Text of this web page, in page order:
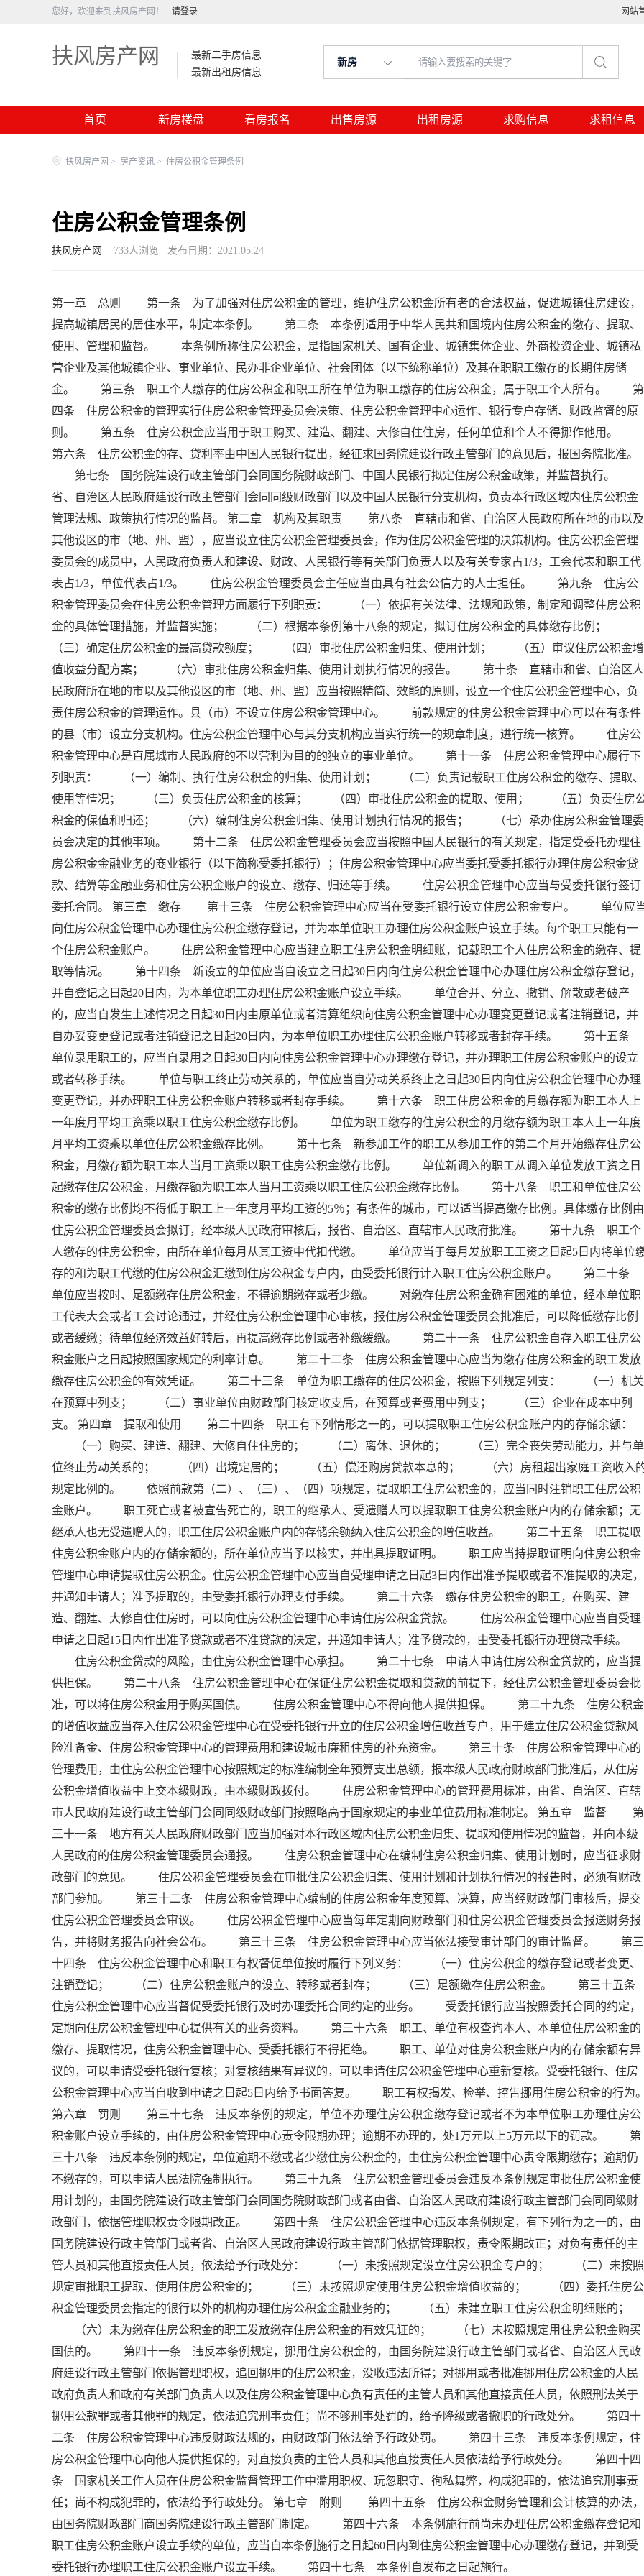
您好，欢迎来到扶风房产网！ 请登录 网站
扶风房产网
最新二手房信息
最新出租房信息
新房
首页 新房楼盘 看房报名 出售房源 出租房源 求购信息 求租信息
扶风房产网 > 房产资讯 > 住房公积金管理条例
住房公积金管理条例
扶风房产网 733人浏览 发布日期：2021.05.24
第一章 总则 第一条 为了加强对住房公积金的管理，维护住房公积金所有者的合法权益，促进城镇住房建设，
提高城镇居民的居住水平，制定本条例。 第二条 本条例适用于中华人民共和国境内住房公积金的缴存、提取、
使用、管理和监督。 本条例所称住房公积金，是指国家机关、国有企业、城镇集体企业、外商投资企业、城镇私
营企业及其他城镇企业、事业单位、民办非企业单位、社会团体（以下统称单位）及其在职职工缴存的长期住房储
金。 第三条 职工个人缴存的住房公积金和职工所在单位为职工缴存的住房公积金，属于职工个人所有。 第
四条 住房公积金的管理实行住房公积金管理委员会决策、住房公积金管理中心运作、银行专户存储、财政监督的原
则。 第五条 住房公积金应当用于职工购买、建造、翻建、大修自住住房，任何单位和个人不得挪作他用。
第六条 住房公积金的存、贷利率由中国人民银行提出，经征求国务院建设行政主管部门的意见后，报国务院批准。
第七条 国务院建设行政主管部门会同国务院财政部门、中国人民银行拟定住房公积金政策，并监督执行。
省、自治区人民政府建设行政主管部门会同同级财政部门以及中国人民银行分支机构，负责本行政区域内住房公积金
管理法规、政策执行情况的监督。 第二章 机构及其职责 第八条 直辖市和省、自治区人民政府所在地的市以及
其他设区的市（地、州、盟），应当设立住房公积金管理委员会，作为住房公积金管理的决策机构。住房公积金管理
委员会的成员中，人民政府负责人和建设、财政、人民银行等有关部门负责人以及有关专家占1/3，工会代表和职工代
表占1/3，单位代表占1/3。 住房公积金管理委员会主任应当由具有社会公信力的人士担任。 第九条 住房公
积金管理委员会在住房公积金管理方面履行下列职责： （一）依据有关法律、法规和政策，制定和调整住房公积
金的具体管理措施，并监督实施； （二）根据本条例第十八条的规定，拟订住房公积金的具体缴存比例；
（三）确定住房公积金的最高贷款额度； （四）审批住房公积金归集、使用计划； （五）审议住房公积金增
值收益分配方案； （六）审批住房公积金归集、使用计划执行情况的报告。 第十条 直辖市和省、自治区人
民政府所在地的市以及其他设区的市（地、州、盟）应当按照精简、效能的原则，设立一个住房公积金管理中心，负
责住房公积金的管理运作。县（市）不设立住房公积金管理中心。 前款规定的住房公积金管理中心可以在有条件
的县（市）设立分支机构。住房公积金管理中心与其分支机构应当实行统一的规章制度，进行统一核算。 住房公
积金管理中心是直属城市人民政府的不以营利为目的的独立的事业单位。 第十一条 住房公积金管理中心履行下
列职责： （一）编制、执行住房公积金的归集、使用计划； （二）负责记载职工住房公积金的缴存、提取、
使用等情况； （三）负责住房公积金的核算； （四）审批住房公积金的提取、使用； （五）负责住房
积金的保值和归还； （六）编制住房公积金归集、使用计划执行情况的报告； （七）承办住房公积金管理委
员会决定的其他事项。 第十二条 住房公积金管理委员会应当按照中国人民银行的有关规定，指定受委托办理住
房公积金金融业务的商业银行（以下简称受委托银行）；住房公积金管理中心应当委托受委托银行办理住房公积金贷
款、结算等金融业务和住房公积金账户的设立、缴存、归还等手续。 住房公积金管理中心应当与受委托银行签订
委托合同。 第三章 缴存 第十三条 住房公积金管理中心应当在受委托银行设立住房公积金专户。 单位应
向住房公积金管理中心办理住房公积金缴存登记，并为本单位职工办理住房公积金账户设立手续。每个职工只能有一
个住房公积金账户。 住房公积金管理中心应当建立职工住房公积金明细账，记载职工个人住房公积金的缴存、提
取等情况。 第十四条 新设立的单位应当自设立之日起30日内向住房公积金管理中心办理住房公积金缴存登记，
并自登记之日起20日内，为本单位职工办理住房公积金账户设立手续。 单位合并、分立、撤销、解散或者破产
的，应当自发生上述情况之日起30日内由原单位或者清算组织向住房公积金管理中心办理变更登记或者注销登记，并
自办妥变更登记或者注销登记之日起20日内，为本单位职工办理住房公积金账户转移或者封存手续。 第十五条
单位录用职工的，应当自录用之日起30日内向住房公积金管理中心办理缴存登记，并办理职工住房公积金账户的设立
或者转移手续。 单位与职工终止劳动关系的，单位应当自劳动关系终止之日起30日内向住房公积金管理中心办理
变更登记，并办理职工住房公积金账户转移或者封存手续。 第十六条 职工住房公积金的月缴存额为职工本人上
一年度月平均工资乘以职工住房公积金缴存比例。 单位为职工缴存的住房公积金的月缴存额为职工本人上一年度
月平均工资乘以单位住房公积金缴存比例。 第十七条 新参加工作的职工从参加工作的第二个月开始缴存住房公
积金，月缴存额为职工本人当月工资乘以职工住房公积金缴存比例。 单位新调入的职工从调入单位发放工资之日
起缴存住房公积金，月缴存额为职工本人当月工资乘以职工住房公积金缴存比例。 第十八条 职工和单位住房公
积金的缴存比例均不得低于职工上一年度月平均工资的5％；有条件的城市，可以适当提高缴存比例。具体缴存比例由
住房公积金管理委员会拟订，经本级人民政府审核后，报省、自治区、直辖市人民政府批准。 第十九条 职工个
人缴存的住房公积金，由所在单位每月从其工资中代扣代缴。 单位应当于每月发放职工工资之日起5日内将单位
存的和为职工代缴的住房公积金汇缴到住房公积金专户内，由受委托银行计入职工住房公积金账户。 第二十条
单位应当按时、足额缴存住房公积金，不得逾期缴存或者少缴。 对缴存住房公积金确有困难的单位，经本单位职
工代表大会或者工会讨论通过，并经住房公积金管理中心审核，报住房公积金管理委员会批准后，可以降低缴存比例
或者缓缴；待单位经济效益好转后，再提高缴存比例或者补缴缓缴。 第二十一条 住房公积金自存入职工住房公
积金账户之日起按照国家规定的利率计息。 第二十二条 住房公积金管理中心应当为缴存住房公积金的职工发放
缴存住房公积金的有效凭证。 第二十三条 单位为职工缴存的住房公积金，按照下列规定列支： （一）机关
在预算中列支； （二）事业单位由财政部门核定收支后，在预算或者费用中列支； （三）企业在成本中列
支。 第四章 提取和使用 第二十四条 职工有下列情形之一的，可以提取职工住房公积金账户内的存储余额：
（一）购买、建造、翻建、大修自住住房的； （二）离休、退休的； （三）完全丧失劳动能力，并与单
位终止劳动关系的； （四）出境定居的； （五）偿还购房贷款本息的； （六）房租超出家庭工资收入
规定比例的。 依照前款第（二）、（三）、（四）项规定，提取职工住房公积金的，应当同时注销职工住房公积
金账户。 职工死亡或者被宣告死亡的，职工的继承人、受遗赠人可以提取职工住房公积金账户内的存储余额；无
继承人也无受遗赠人的，职工住房公积金账户内的存储余额纳入住房公积金的增值收益。 第二十五条 职工提取
住房公积金账户内的存储余额的，所在单位应当予以核实，并出具提取证明。 职工应当持提取证明向住房公积金
管理中心申请提取住房公积金。住房公积金管理中心应当自受理申请之日起3日内作出准予提取或者不准提取的决定，
并通知申请人；准予提取的，由受委托银行办理支付手续。 第二十六条 缴存住房公积金的职工，在购买、建
造、翻建、大修自住住房时，可以向住房公积金管理中心申请住房公积金贷款。 住房公积金管理中心应当自受理
申请之日起15日内作出准予贷款或者不准贷款的决定，并通知申请人；准予贷款的，由受委托银行办理贷款手续。
住房公积金贷款的风险，由住房公积金管理中心承担。 第二十七条 申请人申请住房公积金贷款的，应当提
供担保。 第二十八条 住房公积金管理中心在保证住房公积金提取和贷款的前提下，经住房公积金管理委员会批
准，可以将住房公积金用于购买国债。 住房公积金管理中心不得向他人提供担保。 第二十九条 住房公积金
的增值收益应当存入住房公积金管理中心在受委托银行开立的住房公积金增值收益专户，用于建立住房公积金贷款风
险准备金、住房公积金管理中心的管理费用和建设城市廉租住房的补充资金。 第三十条 住房公积金管理中心的
管理费用，由住房公积金管理中心按照规定的标准编制全年预算支出总额，报本级人民政府财政部门批准后，从住房
公积金增值收益中上交本级财政，由本级财政拨付。 住房公积金管理中心的管理费用标准，由省、自治区、直辖
市人民政府建设行政主管部门会同同级财政部门按照略高于国家规定的事业单位费用标准制定。 第五章 监督 第
三十一条 地方有关人民政府财政部门应当加强对本行政区域内住房公积金归集、提取和使用情况的监督，并向本级
人民政府的住房公积金管理委员会通报。 住房公积金管理中心在编制住房公积金归集、使用计划时，应当征求财
政部门的意见。 住房公积金管理委员会在审批住房公积金归集、使用计划和计划执行情况的报告时，必须有财政
部门参加。 第三十二条 住房公积金管理中心编制的住房公积金年度预算、决算，应当经财政部门审核后，提交
住房公积金管理委员会审议。 住房公积金管理中心应当每年定期向财政部门和住房公积金管理委员会报送财务报
告，并将财务报告向社会公布。 第三十三条 住房公积金管理中心应当依法接受审计部门的审计监督。 第三
十四条 住房公积金管理中心和职工有权督促单位按时履行下列义务： （一）住房公积金的缴存登记或者变更、
注销登记； （二）住房公积金账户的设立、转移或者封存； （三）足额缴存住房公积金。 第三十五
住房公积金管理中心应当督促受委托银行及时办理委托合同约定的业务。 受委托银行应当按照委托合同的约定，
定期向住房公积金管理中心提供有关的业务资料。 第三十六条 职工、单位有权查询本人、本单位住房公积金的
缴存、提取情况，住房公积金管理中心、受委托银行不得拒绝。 职工、单位对住房公积金账户内的存储余额有异
议的，可以申请受委托银行复核；对复核结果有异议的，可以申请住房公积金管理中心重新复核。受委托银行、住房
公积金管理中心应当自收到申请之日起5日内给予书面答复。 职工有权揭发、检举、控告挪用住房公积金的行为
第六章 罚则 第三十七条 违反本条例的规定，单位不办理住房公积金缴存登记或者不为本单位职工办理住房公
积金账户设立手续的，由住房公积金管理中心责令限期办理；逾期不办理的，处1万元以上5万元以下的罚款。 第
三十八条 违反本条例的规定，单位逾期不缴或者少缴住房公积金的，由住房公积金管理中心责令限期缴存；逾期仍
不缴存的，可以申请人民法院强制执行。 第三十九条 住房公积金管理委员会违反本条例规定审批住房公积金使
用计划的，由国务院建设行政主管部门会同国务院财政部门或者由省、自治区人民政府建设行政主管部门会同同级财
政部门，依据管理职权责令限期改正。 第四十条 住房公积金管理中心违反本条例规定，有下列行为之一的，由
国务院建设行政主管部门或者省、自治区人民政府建设行政主管部门依据管理职权，责令限期改正；对负有责任的主
管人员和其他直接责任人员，依法给予行政处分： （一）未按照规定设立住房公积金专户的； （二）未按照
规定审批职工提取、使用住房公积金的； （三）未按照规定使用住房公积金增值收益的； （四）委托住房公
积金管理委员会指定的银行以外的机构办理住房公积金金融业务的； （五）未建立职工住房公积金明细账的；
（六）未为缴存住房公积金的职工发放缴存住房公积金的有效凭证的； （七）未按照规定用住房公积金购买
国债的。 第四十一条 违反本条例规定，挪用住房公积金的，由国务院建设行政主管部门或者省、自治区人民政
府建设行政主管部门依据管理职权，追回挪用的住房公积金，没收违法所得；对挪用或者批准挪用住房公积金的人民
政府负责人和政府有关部门负责人以及住房公积金管理中心负有责任的主管人员和其他直接责任人员，依照刑法关于
挪用公款罪或者其他罪的规定，依法追究刑事责任；尚不够刑事处罚的，给予降级或者撤职的行政处分。 第四十
二条 住房公积金管理中心违反财政法规的，由财政部门依法给予行政处罚。 第四十三条 违反本条例规定，住
房公积金管理中心向他人提供担保的，对直接负责的主管人员和其他直接责任人员依法给予行政处分。 第四十四
条 国家机关工作人员在住房公积金监督管理工作中滥用职权、玩忽职守、徇私舞弊，构成犯罪的，依法追究刑事责
任；尚不构成犯罪的，依法给予行政处分。 第七章 附则 第四十五条 住房公积金财务管理和会计核算的办法，
由国务院财政部门商国务院建设行政主管部门制定。 第四十六条 本条例施行前尚未办理住房公积金缴存登记和
职工住房公积金账户设立手续的单位，应当自本条例施行之日起60日内到住房公积金管理中心办理缴存登记，并到受
委托银行办理职工住房公积金账户设立手续。 第四十七条 本条例自发布之日起施行。